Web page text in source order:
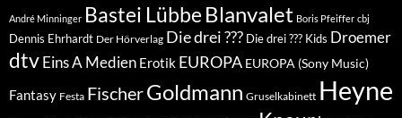
André Minninger Bastei Lübbe Blanvalet Boris Pfeiffer cbj
Dennis Ehrhardt Der Hörverlag Die drei ??? Die drei ??? Kids Droemer
dtvEins A Medien Erotik EUROPA EUROPA (Sony Music)
Fantasy Festa FischerGoldmann Gruselkabinett Heyne